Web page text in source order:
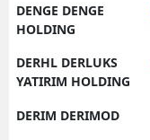
DENGE DENGE
HOLDING
DERHL DERLUKS
YATIRIM HOLDING
DERIM DERIMOD